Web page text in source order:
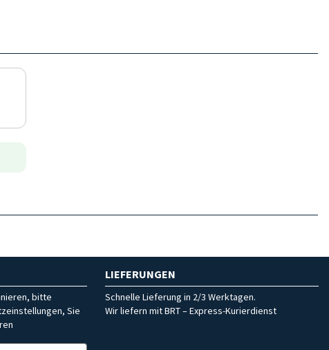
bitte
Sie
LIEFERUNGEN
Schnelle Lieferung in 2/3 Werktagen.
Wir liefern mit BRT – Express-Kurierdienst